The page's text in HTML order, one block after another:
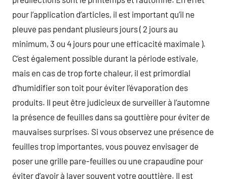
pour l’application d’articles, il est important qu’il ne
pleuve pas pendant plusieurs jours ( 2 jours au
minimum, 3 ou 4 jours pour une efficacité maximale ).
C’est également possible durant la période estivale,
mais en cas de trop forte chaleur, il est primordial
d’humidifier son toit pour éviter l’évaporation des
produits. Il peut être judicieux de surveiller à l’automne
la présence de feuilles dans sa gouttière pour éviter de
mauvaises surprises. Si vous observez une présence de
feuilles trop importantes, vous pouvez envisager de
poser une grille pare-feuilles ou une crapaudine pour
éviter d’avoir à laver souvent votre gouttière. Il est